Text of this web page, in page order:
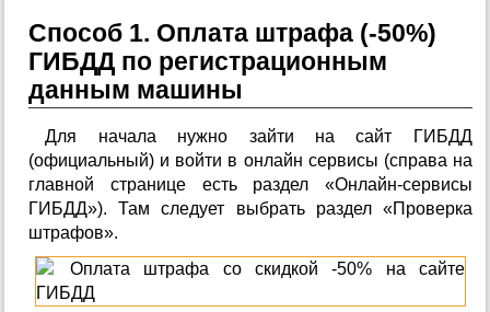
Способ 1. Оплата штрафа (-50%)
ГИБДД по регистрационным
данным машины
Для начала нужно зайти на сайт ГИБДД
(официальный) и войти в онлайн сервисы (справа на
главной странице есть раздел «Онлайн-сервисы
ГИБДД»). Там следует выбрать раздел «Проверка
штрафов».